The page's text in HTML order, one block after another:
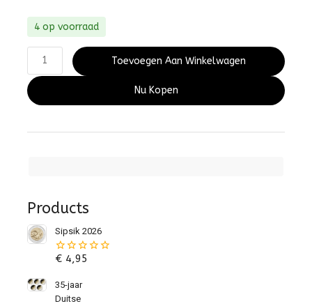
Products
Sipsik 2026
0
de
€4,95
35-jaar
Duitse
4 op voorraad
Toevoegen Aan Winkelwagen
Nu Kopen